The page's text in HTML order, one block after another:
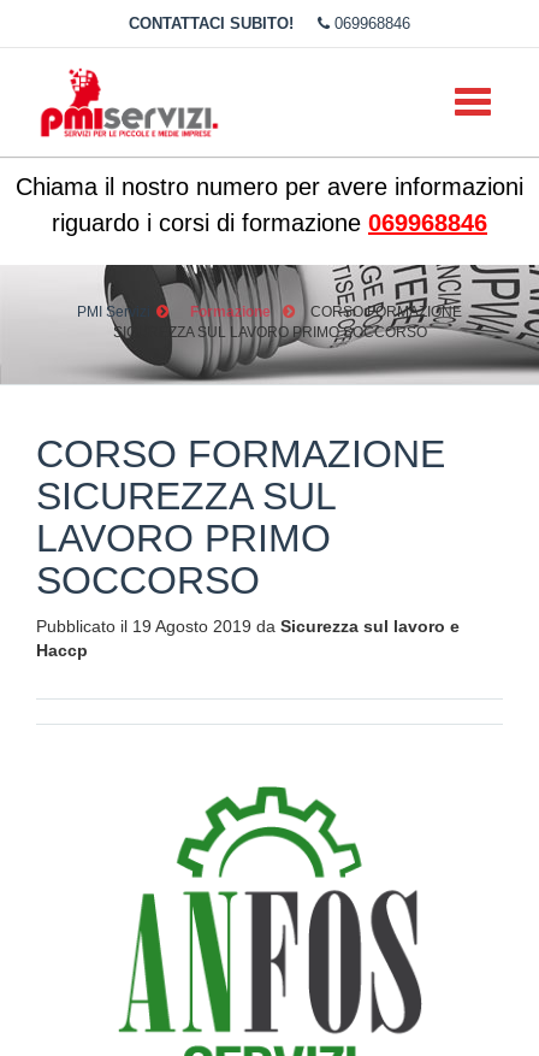
CONTATTACI SUBITO! 069968846
Toggle
Chiama il nostro numero per avere informazioni
riguardo i corsi di formazione 069968846
PMI Servizi Formazione
CORSO FORMAZIONE
SICUREZZA SUL LAVORO PRIMO SOCCORSO
CORSO FORMAZIONE
SICUREZZA SUL
LAVORO PRIMO
SOCCORSO
Pubblicato il 19 Agosto 2019 da Sicurezza sul lavoro e
Haccp